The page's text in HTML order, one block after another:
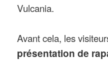
Vulcania.
Avant cela, les
présentation de